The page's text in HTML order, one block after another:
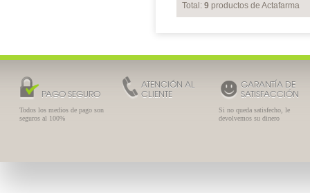
Total: 9 productos de Actafarma
PAGO SEGURO
Todos los medios de pago son
seguros al 100%
ATENCIÓN AL
CLIENTE
GARANTÍA DE
SATISFACCIÓN
Si no queda satisfecho, le
devolvemos su dinero